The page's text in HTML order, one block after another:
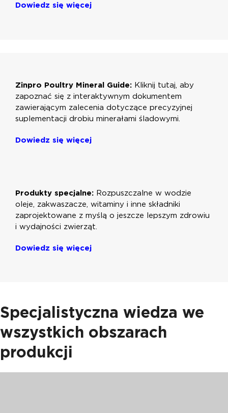
Dowiedz się więcej
Zinpro Poultry Mineral Guide: Kliknij tutaj, aby
zapoznać się z interaktywnym dokumentem
zawierającym zalecenia dotyczące precyzyjnej
suplementacji drobiu minerałami śladowymi.
Dowiedz się więcej
Produkty specjalne: Rozpuszczalne w wodzie
oleje, zakwaszacze, witaminy i inne składniki
zaprojektowane z myślą o jeszcze lepszym zdrowiu
i wydajności zwierząt.
Dowiedz się więcej
Specjalistyczna wiedza we
wszystkich obszarach
produkcji